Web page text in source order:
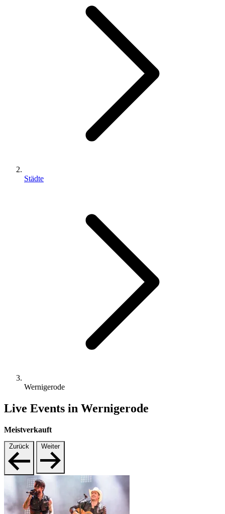
Städte
Wernigerode
Live Events in Wernigerode
Meistverkauft
Zurück Weiter